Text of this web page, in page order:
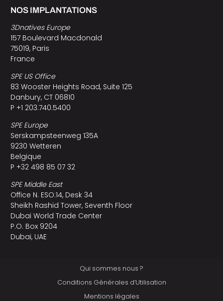
NOS IMPLANTATIONS
3Dnatives Europe
157 Boulevard Macdonald
75019, Paris
France
SPE US Office
83 Wooster Heights Road, Suite 125
Danbury, CT 06810
P +1 203.740.5400
SPE Europe
Serskampsteenweg 135A
9230 Wetteren
Belgique
P +32 498 85 07 32
SPE Middle East
Office N. ESO:14, Desk 34
Sheikh Rashid Tower, Seventh Floor
Dubai World Trade Center
P.O. Box 9204
Dubai, UAE
Qui sommes nous ?
Conditions Générales d’Utilisation
Mentions légales